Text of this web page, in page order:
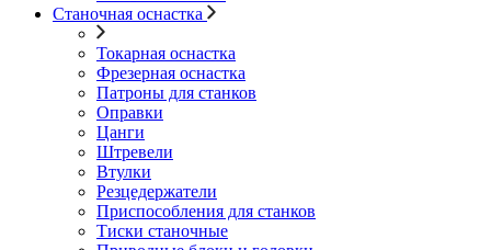
Станочная оснастка
Токарная оснастка
Фрезерная оснастка
Патроны для станков
Оправки
Цанги
Штревели
Втулки
Резцедержатели
Приспособления для станков
Тиски станочные